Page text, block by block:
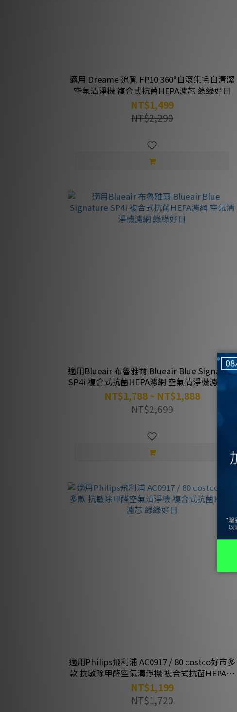
適用 Dreame 追覓 FP10 360°自滾集毛自清潔
空氣清淨機 複合式抗菌HEPA濾芯 綠綠好日
NT$1,499
NT$2,290
適用Blueair 布魯雅爾 Blueair Blue Signature
SP4i 複合式抗菌HEPA濾網 空氣清淨機濾網 綠
綠好日
NT$1,788 ~ NT$1,888
NT$2,699
適用Philips飛利浦 AC0917 / 80 costco好巿多
款 抗敏除甲醛空氣清淨機 複合式抗菌HEPA濾
芯 綠綠好日
NT$1,199
NT$1,720